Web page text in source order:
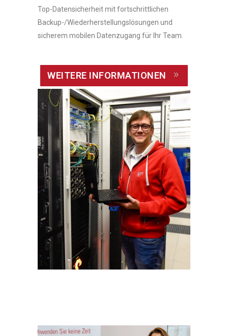
Top-Datensicherheit mit fortschrittlichen
Backup-/Wiederherstellungslösungen und
sicherem mobilen Datenzugang für Ihr Team.
WEITERE INFORMATIONEN